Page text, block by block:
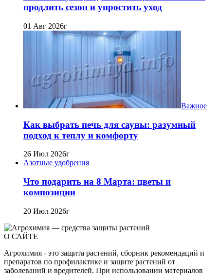
продлить сезон и упростить уход
01 Авг 2026г
Важное
Как выбрать печь для сауны: разумный
подход к теплу и комфорту
26 Июл 2026г
Азотные удобрения
Что подарить на 8 Марта: цветы и
композиции
20 Июл 2026г
О САЙТЕ
Агрохимия - это защита растений, сборник рекомендаций и
препаратов по профилактике и защите растений от
заболеваний и вредителей. При использовании материалов